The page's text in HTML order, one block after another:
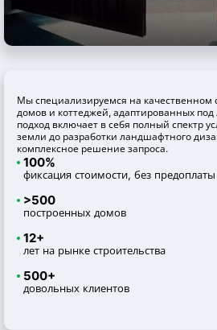
Мы специализируемся на качественном
домов и коттеджей, адаптированных
подход включает в себя полный спектр
земли до разработки ландшафтного
комплексное решение запроса.
100%
фиксация стоимости, без предоплаты
>500
построенных домов
12+
лет на рынке строительства
500+
довольных клиентов